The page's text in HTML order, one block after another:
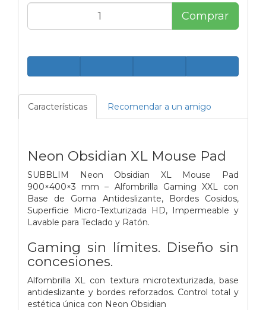
Comprar
Características Recomendar a un amigo
Neon Obsidian XL Mouse Pad
SUBBLIM Neon Obsidian XL Mouse Pad
900×400×3 mm – Alfombrilla Gaming XXL con
Base de Goma Antideslizante, Bordes Cosidos,
Superficie Micro-Texturizada HD, Impermeable y
Lavable para Teclado y Ratón.
Gaming sin límites. Diseño sin
concesiones.
Alfombrilla XL con textura microtexturizada, base
antideslizante y bordes reforzados. Control total y
estética única con Neon Obsidian